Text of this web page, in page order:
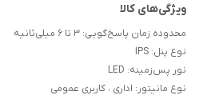
محدوده زمان پاسخ‌گویی: 3 تا 6 میلی‌ثانیه
نوع پنل: IPS
نور پس‌زمینه: LED
نوع مانیتور: اداری ، کاربری عمومی